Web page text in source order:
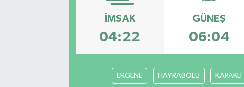
İMSAK
04:22
GÜNEŞ
06:04
ERGENE HAYRABOLU KAPAKLI